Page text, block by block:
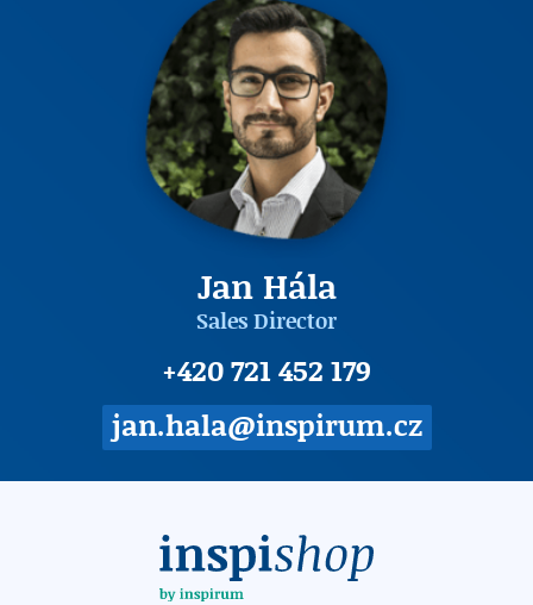
Jan Hála
Sales Director
+420 721 452 179
jan.hala@inspirum.cz